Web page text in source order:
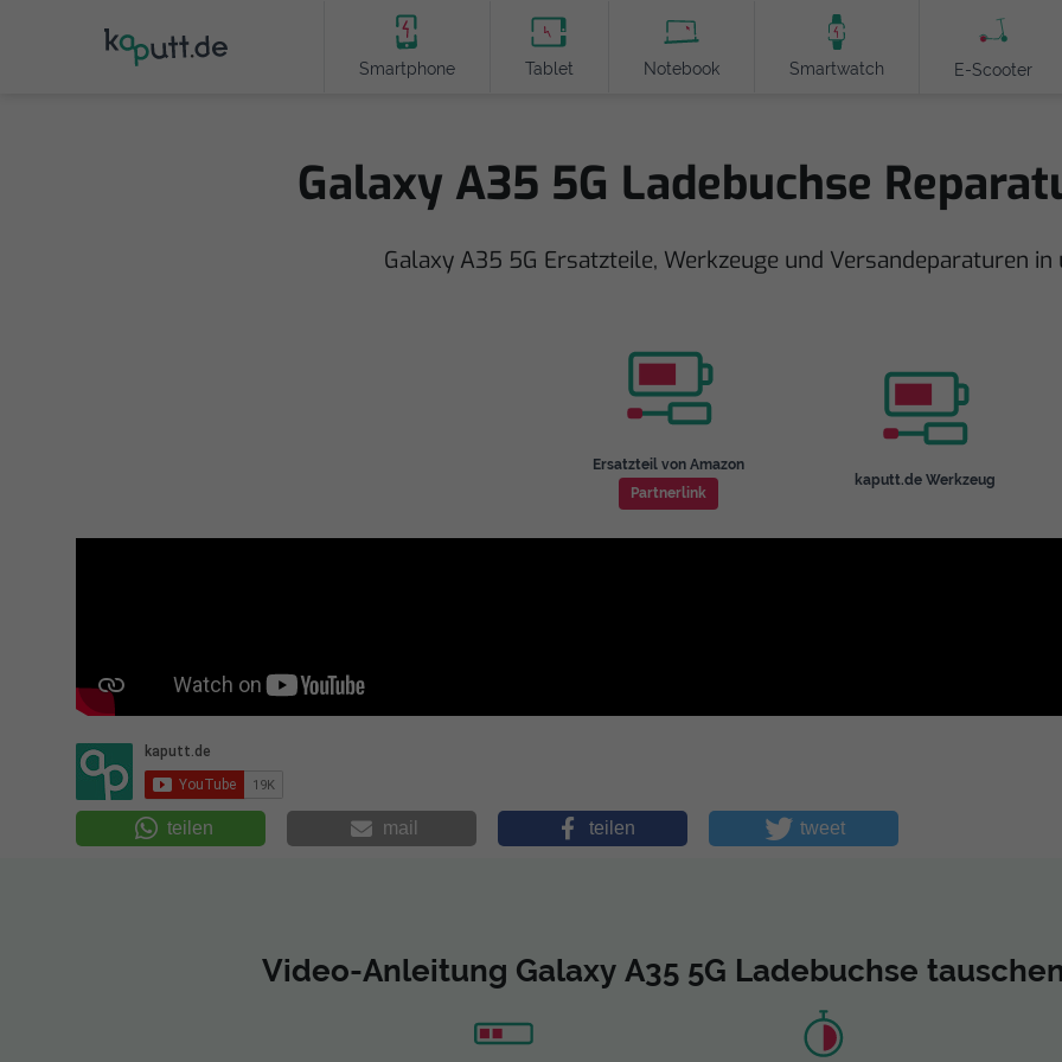
Smartphone Tablet Notebook Smartwatch E-Scooter
Galaxy A35 5G Ladebuchse
Galaxy A35 5G Ersatzteile, Werkzeuge und Versandeparaturen
Ersatzteil von Amazon
Partnerlink
kaputt.de Werkzeug
teilen mail teilen tweet
Video-Anleitung Galaxy A35 5G Ladebuchse